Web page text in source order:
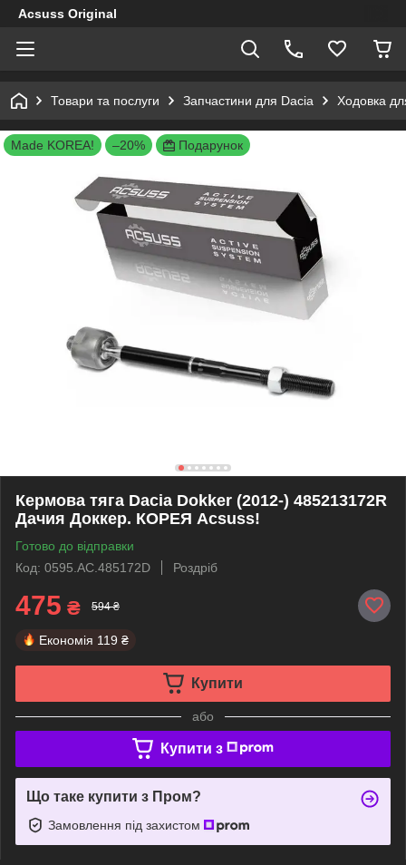
Acsuss Original
Товари та послуги Запчастини для Dacia Ходовка
Made KOREA! –20% Подарунок
Кермова тяга Dacia Dokker (2012-) 485213172R
Дачия Доккер. КОРЕЯ Acsuss!
Готово до відправки
Код: 0595.AC.485172D
Роздріб
475 ₴ 594 ₴
Економія 119 ₴
Купити
або
Купити з
Що таке купити з Пром?
Замовлення під захистом